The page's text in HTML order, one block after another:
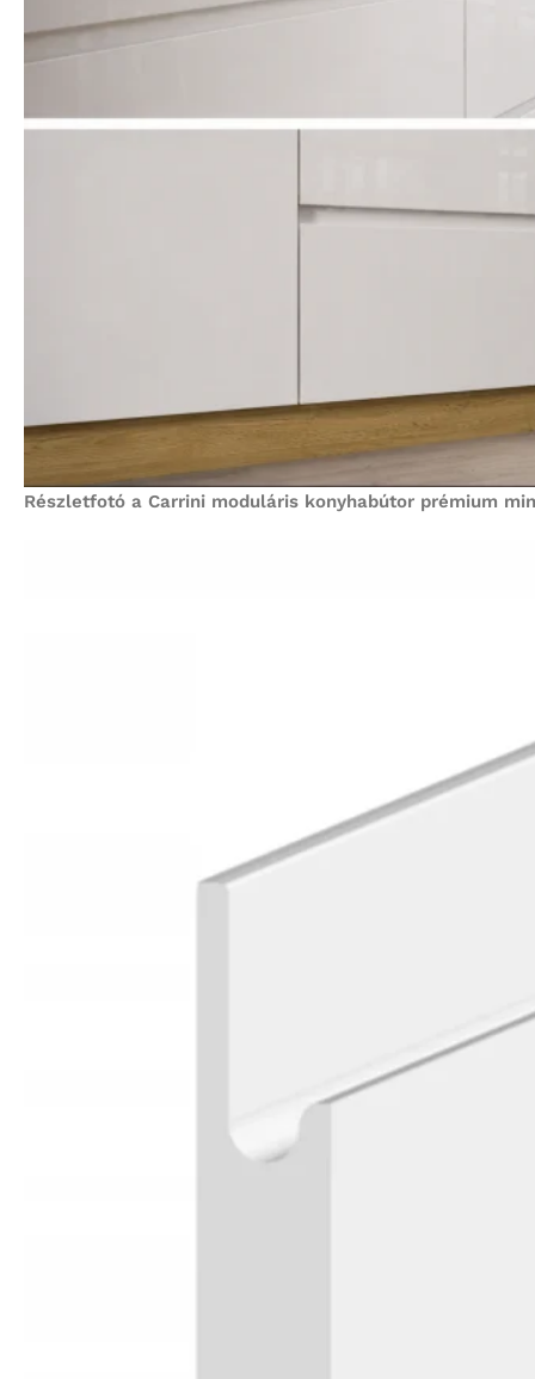
Részletfotó a Carrini moduláris konyhabútor prémium